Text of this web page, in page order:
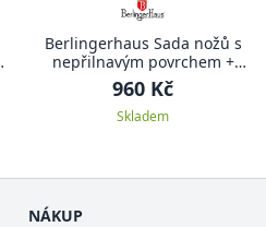
Berlingerhaus Sada nožů s
nepřilnavým povrchem +
prkénko 6 ks Black Silver
Collection
960 Kč
Skladem
NÁKUP